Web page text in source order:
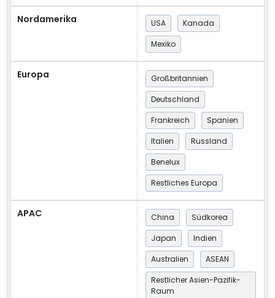
Nordamerika USA
Kanada
Mexiko
Europa
Großbritannien
Deutschland
Frankreich
Spanien
Italien
Russland
Benelux
Restliches Europa
APAC China
Südkorea
Japan
Indien
Australien
ASEAN
Restlicher Asien-Pazifik-
Raum